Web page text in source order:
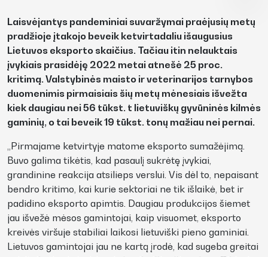
Laisvėjantys pandeminiai suvaržymai praėjusių metų
pradžioje įtakojo beveik ketvirtadaliu išaugusius
Lietuvos eksporto skaičius. Tačiau itin nelauktais
įvykiais prasidėję 2022 metai atnešė 25 proc.
kritimą. Valstybinės maisto ir veterinarijos tarnybos
duomenimis pirmaisiais šių metų mėnesiais išvežta
kiek daugiau nei 56 tūkst. t lietuviškų gyvūninės kilmės
gaminių, o tai beveik 19 tūkst. tonų mažiau nei pernai.
„Pirmajame ketvirtyje matome eksporto sumažėjimą.
Buvo galima tikėtis, kad pasaulį sukrėtę įvykiai,
grandinine reakcija atsilieps verslui. Vis dėl to, nepaisant
bendro kritimo, kai kurie sektoriai ne tik išlaikė, bet ir
padidino eksporto apimtis. Daugiau produkcijos šiemet
jau išvežė mėsos gamintojai, kaip visuomet, eksporto
kreivės viršuje stabiliai laikosi lietuviški pieno gaminiai.
Lietuvos gamintojai jau ne kartą įrodė, kad sugeba greitai